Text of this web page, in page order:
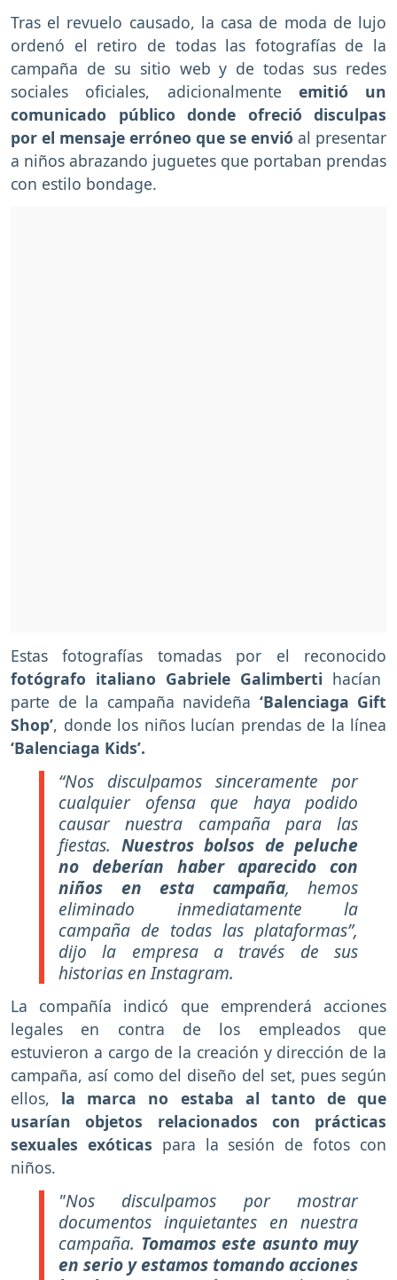
Tras el revuelo causado, la casa de moda de lujo
ordenó el retiro de todas las fotografías de la
campaña de su sitio web y de todas sus redes
sociales oficiales, adicionalmente emitió un
comunicado público donde ofreció disculpas
por el mensaje erróneo que se envió al presentar
a niños abrazando juguetes que portaban prendas
con estilo bondage.
Estas fotografías tomadas por el reconocido
fotógrafo italiano Gabriele Galimberti hacían
parte de la campaña navideña ‘Balenciaga Gift
Shop’, donde los niños lucían prendas de la línea
‘Balenciaga Kids’.
“Nos disculpamos sinceramente por
cualquier ofensa que haya podido
causar nuestra campaña para las
fiestas. Nuestros bolsos de peluche
no deberían haber aparecido con
niños en esta campaña, hemos
eliminado inmediatamente la
campaña de todas las plataformas”,
dijo la empresa a través de sus
historias en Instagram.
La compañía indicó que emprenderá acciones
legales en contra de los empleados que
estuvieron a cargo de la creación y dirección de la
campaña, así como del diseño del set, pues según
ellos, la marca no estaba al tanto de que
usarían objetos relacionados con prácticas
sexuales exóticas para la sesión de fotos con
niños.
"Nos disculpamos por mostrar
documentos inquietantes en nuestra
campaña. Tomamos este asunto muy
en serio y estamos tomando acciones